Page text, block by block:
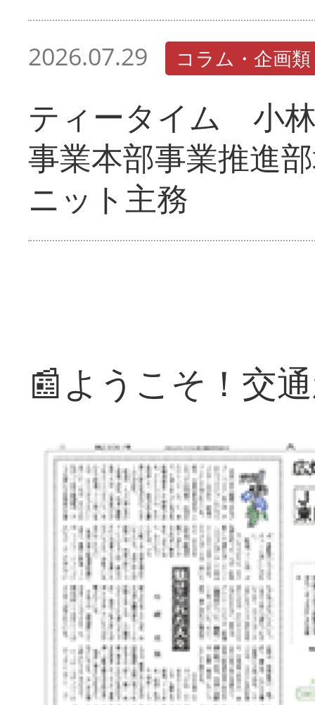
2026.07.29 コラム・企画類
ティータイム 小
事業本部事業推進
ニット主務
📰ようこそ！交